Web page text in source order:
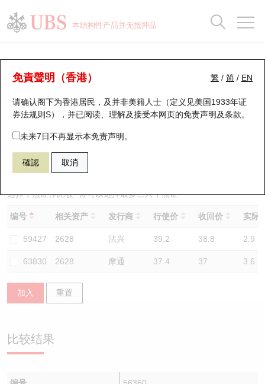
本结构性产品并无抵押品
繁 / 简 / EN
免責聲明（香港）
请确认阁下为香港居民，及并非美籍人士（定义见美国1933年证
券法规则S），并已阅读、理解及接受本网页的免责声明及条款。
未来7日不再显示本免责声明。
確認 取消
牛熊证分析仪
表现 街货统计 比较
56360 瑞银熊证 2628 中国人寿
选择牛熊证作比较 *你可以选择最多三只牛熊证
编号 相关资产 发行商 行使价 收回价 实际
59427 2628 法兴 39.2 38.8 2.9
63830 2628 摩通 37.4 37 3.6
加入 重置
比较结果
瑞银认股证一览
新发行瑞银认股证
即将到期认股证
认股证到期结算价查找
认股证分析仪
认股证速算机
认股证/牛熊证日志
认股证文件及公告 (瑞信)
街货统计
比较
牛熊全景快搜
牛熊证搜寻
牛熊证街货分布图
正股牛熊证列表
新发行瑞银牛熊证
已收回牛熊证剩余价值
牛熊证到期结算价查找
牛熊证速算机
街货统计
比较
十大升幅/跌幅
十大认股证成交分布
十天股证占大市成交
资金流
街货统计
三十大平均引伸波幅
正股分析仪
二十大活跃股份
恒指成份股
国指成份股
科指成份股
相关资产沽空
中资ETFs溢价比较
即市板块表现
持股比重
显示所有持股比重
每月轮证大市专题
轮证专栏
讲座及教育短片
认股证投资者教育
牛熊证投资者教育
认股证牛熊证常问问题